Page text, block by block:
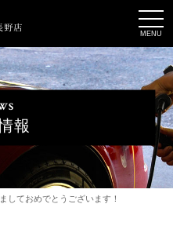
t
o
g
g
l
e
n
a
a
t
i
o
n
報
しておめでとうございます！